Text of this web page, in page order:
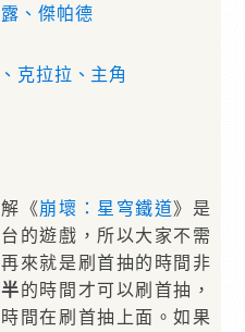
、傑帕德
克拉拉、主角
《崩壞：星穹鐵道》是
的遊戲，所以大家不需
來就是刷首抽的時間非
的時間才可以刷首抽，
間在刷首抽上面。如果